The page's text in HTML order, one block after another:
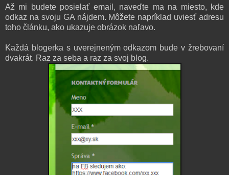
Až mi budete posielať email, naveďte ma na miesto, kde
odkaz na svoju GA nájdem. Môžete napríklad uviesť adresu
toho článku, ako ukazuje obrázok naľavo.
Každá blogerka s uverejneným odkazom bude v žrebovaní
dvakrát. Raz za seba a raz za svoj blog.